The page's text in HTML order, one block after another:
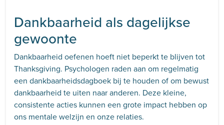
Dankbaarheid als dagelijkse
gewoonte
Dankbaarheid oefenen hoeft niet beperkt te blijven tot
Thanksgiving. Psychologen raden aan om regelmatig
een dankbaarheidsdagboek bij te houden of om bewust
dankbaarheid te uiten naar anderen. Deze kleine,
consistente acties kunnen een grote impact hebben op
ons mentale welzijn en onze relaties.